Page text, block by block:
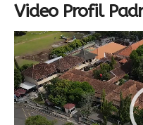
Video Profil
Video
Player